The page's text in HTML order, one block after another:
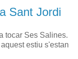
Sant Jordi
tocar Ses Salines.
estiu s'estan